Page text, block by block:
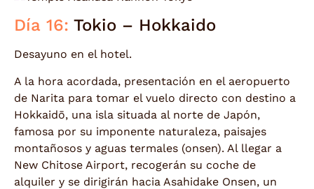
Día 16: Tokio – Hokkaido
Desayuno en el hotel.
A la hora acordada, presentación en el aeropuerto
de Narita para tomar el vuelo directo con destino a
Hokkaidō, una isla situada al norte de Japón,
famosa por su imponente naturaleza, paisajes
montañosos y aguas termales (onsen). Al llegar a
New Chitose Airport, recogerán su coche de
alquiler y se dirigirán hacia Asahidake Onsen, un